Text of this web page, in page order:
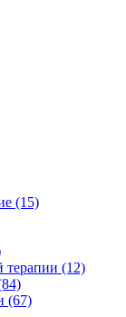
(15)
терапии (12)
(67)